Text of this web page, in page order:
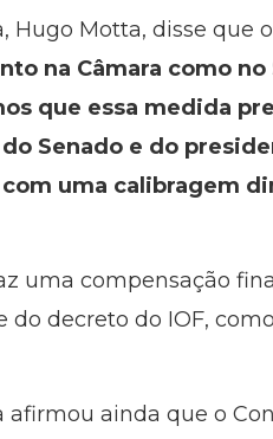
Hugo Motta, disse que
na Câmara como
que essa medida
Senado e do
uma calibragem
uma compensação
decreto do IOF,
ainda que o